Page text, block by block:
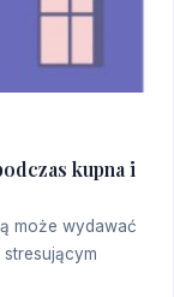
kupna i
może wydawać